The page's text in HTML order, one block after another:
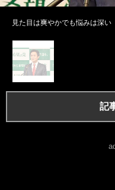
見た目は爽やかでも悩みは深い
記